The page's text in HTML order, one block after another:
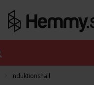
Induktionshäll